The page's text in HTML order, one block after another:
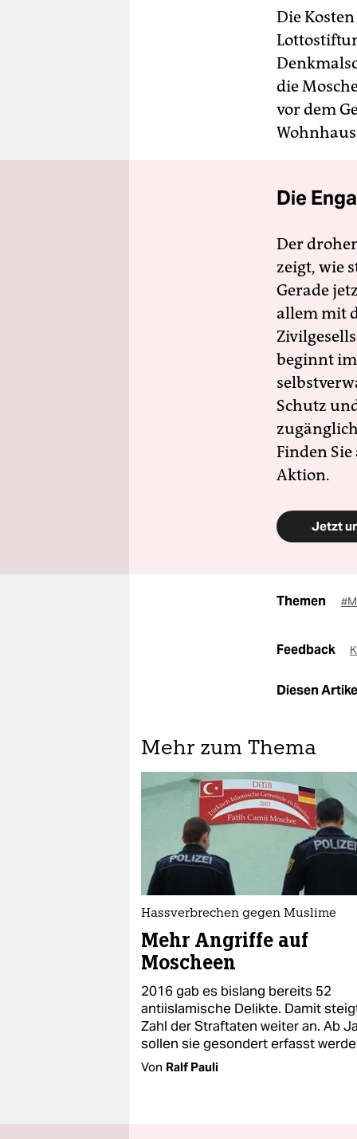
Die
die
vor dem
Die
Der
zeigt, wie
Gerade
allem mit
beginnt
Schutz
Finden
Aktion.
Jetzt
Themen
Feedback
Diesen
Mehr zum Thema
Hassverbrechen gegen Muslime
Mehr Angriffe auf
Moscheen
2016 gab es bislang bereits 52
antiislamische Delikte. Damit
Zahl der Straftaten weiter an. Ab
sollen sie gesondert erfasst
Von Ralf Pauli